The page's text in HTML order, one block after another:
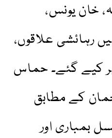
خان یونس،
رہائشی علاقوں،
پر کیے گئے۔ حماس
کے مطابق
بمباری اور